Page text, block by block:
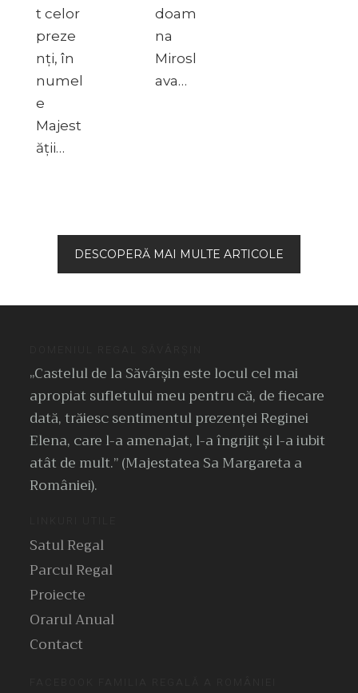
t celor
preze
nți, în
numel
e
Majest
ății…
doam
na
Mirosl
ava…
DESCOPERĂ MAI MULTE ARTICOLE
„Castelul de la Săvârşin este locul cel mai
apropiat sufletului meu pentru că, de fiecare
dată, trăiesc sentimentul prezenţei Reginei
Elena, care l-a amenajat, l-a îngrijit şi l-a iubit
atât de mult.” (Majestatea Sa Margareta a
României).
Satul Regal
Parcul Regal
Proiecte
Orarul Anual
Contact